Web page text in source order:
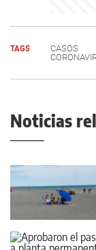
TAGS CASOS
Noticias